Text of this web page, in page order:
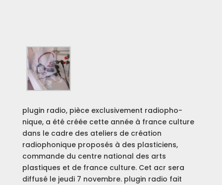
plugin radio, pièce exclusivement radiopho-
nique, a été créée cette année à france culture
dans le cadre des ateliers de création
radiophonique proposés à des plasticiens,
commande du centre national des arts
plastiques et de france culture. Cet acr sera
diffusé le jeudi 7 novembre. plugin radio fait